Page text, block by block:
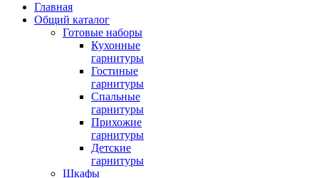
Главная
Общий каталог
Готовые наборы
Кухонные
гарнитуры
Гостиные
гарнитуры
Спальные
гарнитуры
Прихожие
гарнитуры
Детские
гарнитуры
Шкафы